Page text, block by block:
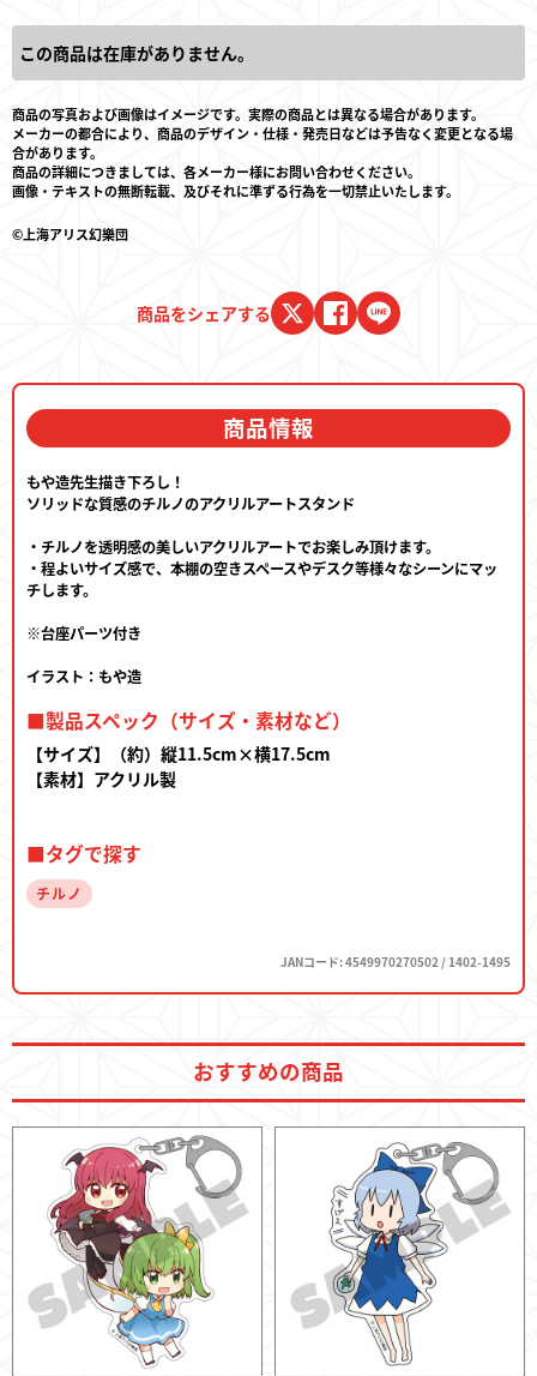
この商品は在庫がありません。
商品の写真および画像はイメージです。実際の商品とは異なる場合があります。
メーカーの都合により、商品のデザイン・仕様・発売日などは予告なく変更となる場
合があります。
商品の詳細につきましては、各メーカー様にお問い合わせください。
画像・テキストの無断転載、及びそれに準ずる行為を一切禁止いたします。
©上海アリス幻樂団
商品をシェアする
商品情報
もや造先生描き下ろし！
ソリッドな質感のチルノのアクリルアートスタンド
・チルノを透明感の美しいアクリルアートでお楽しみ頂けます。
・程よいサイズ感で、本棚の空きスペースやデスク等様々なシーンにマッ
チします。
※台座パーツ付き
イラスト：もや造
■製品スペック（サイズ・素材など）
【サイズ】（約）縦11.5cm×横17.5cm
【素材】アクリル製
■タグで探す
チルノ
JANコード: 4549970270502 / 1402-1495
おすすめの商品